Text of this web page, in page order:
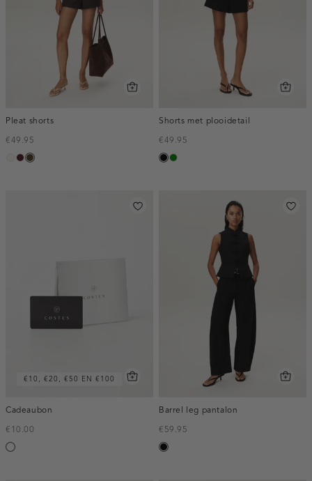
Pleat shorts
€49.95
creme,
pruim,
toffee
Shorts met plooidetail
€49.95
zwartgroen
€10, €20, €50 EN €100
Cadeaubon
€10.00
Silver
Barrel leg pantalon
€59.95
zwart